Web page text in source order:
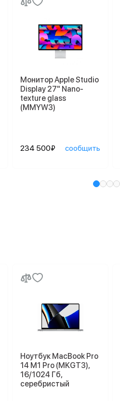
Монитор Apple Studio
Display 27" Nano-
texture glass
(MMYW3)
234 500₽ сообщить
Ноутбук MacBook Pro
14 M1 Pro (MKGT3),
16/1024 Гб,
серебристый